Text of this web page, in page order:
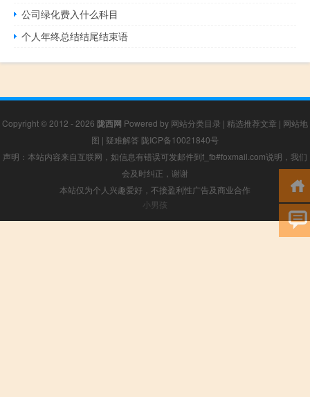
公司绿化费入什么科目
个人年终总结结尾结束语
Copyright © 2012 - 2026 陇西网 Powered by 网站分类目录 | 精选推荐文章 | 网站地
图 | 疑难解答 陇ICP备10021840号
声明：本站内容来自互联网，如信息有错误可发邮件到f_fb#foxmail.com说明，我们
会及时纠正，谢谢
本站仅为个人兴趣爱好，不接盈利性广告及商业合作
小男孩